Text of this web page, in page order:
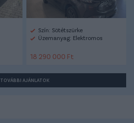
Szín: Sötétszürke
Üzemanyag: Elektromos
18 290 000 Ft
TOVÁBBI AJÁNLATOK